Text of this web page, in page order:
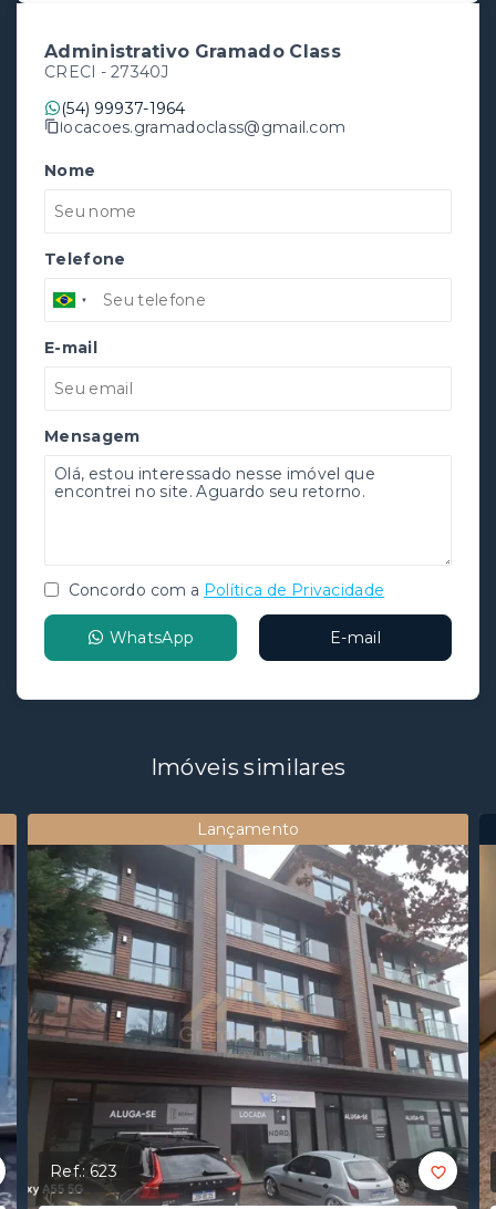
Administrativo Gramado Class
CRECI - 27340J
(54) 99937-1964
locacoes.gramadoclass@gmail.com
Nome
Telefone
E-mail
Mensagem
Concordo com a Política de Privacidade
WhatsApp E-mail
Imóveis similares
Lançamento
Ref.:623